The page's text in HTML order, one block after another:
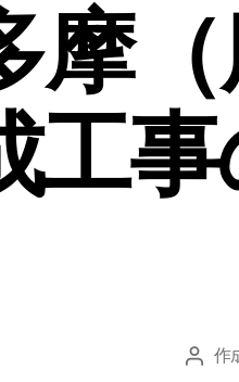
摩
工
投 作